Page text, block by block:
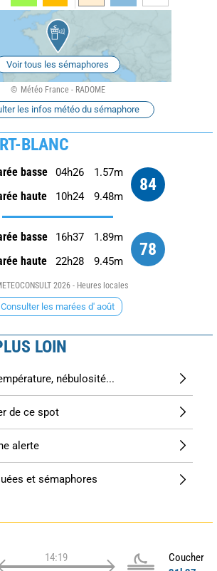
Voir tous les sémaphores
Météo France - RADOME
les infos météo du sémaphore
BLANC
84
basse 04h26 1.57m
haute 10h24 9.48m
78
basse 16h37 1.89m
haute 22h28 9.45m
2026 - Heures locales
Consulter les marées d' août
LOIN
nébulosité...
de ce spot
alerte
et sémaphores
14:19
Coucher